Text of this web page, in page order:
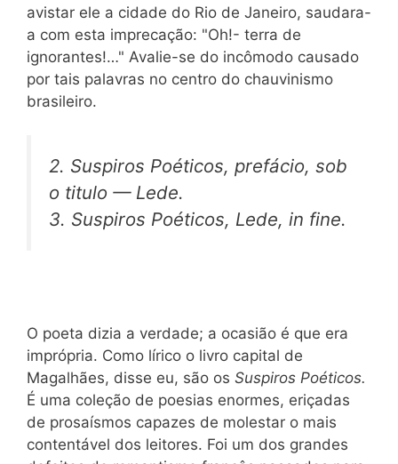
avistar ele a cidade do Rio de Janeiro, saudara-
a com esta imprecação: "Oh!- terra de
ignorantes!…" Avalie-se do incômodo causado
por tais palavras no centro do chauvinismo
brasileiro.
2. Suspiros Poéticos, prefácio, sob
o titulo — Lede.
3. Suspiros Poéticos, Lede, in fine.
O poeta dizia a verdade; a ocasião é que era
imprópria. Como lírico o livro capital de
Magalhães, disse eu, são os Suspiros Poéticos.
É uma coleção de poesias enormes, eriçadas
de prosaísmos capazes de molestar o mais
contentável dos leitores. Foi um dos grandes